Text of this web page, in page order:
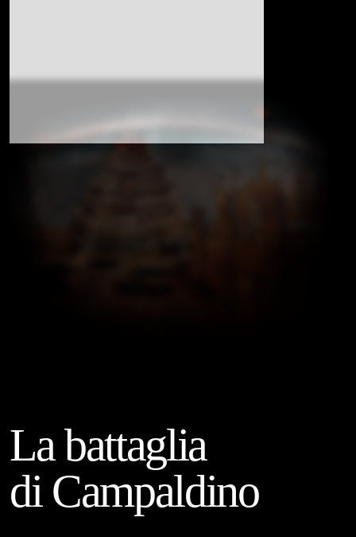
La battaglia
di Campaldino